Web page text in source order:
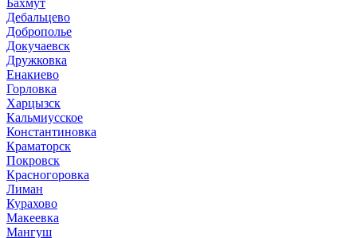
Бахмут
Дебальцево
Доброполье
Докучаевск
Дружковка
Енакиево
Горловка
Харцызск
Кальмиусское
Константиновка
Краматорск
Покровск
Красногоровка
Лиман
Курахово
Макеевка
Мангуш